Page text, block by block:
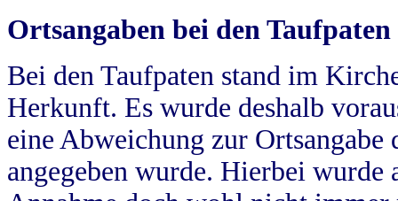
Ortsangaben bei den Taufpaten
Bei den Taufpaten stand im
Herkunft. Es wurde deshalb
eine Abweichung zur
angegeben wurde. Hierbei wurde